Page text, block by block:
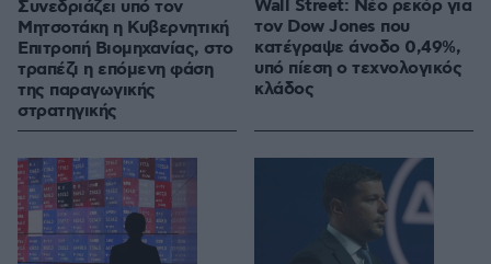
Συνεδριάζει υπό τον
Μητσοτάκη η Κυβερνητική
Επιτροπή Βιομηχανίας, στο
τραπέζι η επόμενη φάση
της παραγωγικής
στρατηγικής
Wall Street: Νέο ρεκόρ για
τον Dow Jones που
κατέγραψε άνοδο 0,49%,
υπό πίεση ο τεχνολογικός
κλάδος